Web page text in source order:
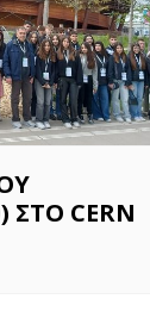
ΣΤΟ CERN